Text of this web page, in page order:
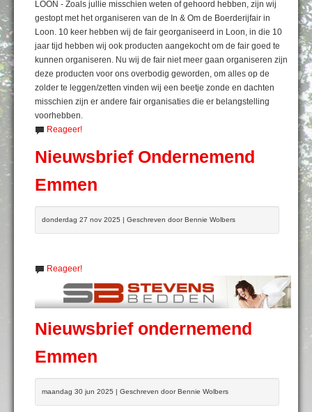
LOON - Zoals jullie misschien weten of gehoord hebben, zijn wij
gestopt met het organiseren van de In & Om de Boerderijfair in
Loon. 10 keer hebben wij de fair georganiseerd in Loon, in die 10
jaar tijd hebben wij ook producten aangekocht om de fair goed te
kunnen organiseren. Nu wij de fair niet meer gaan organiseren zijn
deze producten voor ons overbodig geworden, om alles op de
zolder te leggen/zetten vinden wij een beetje zonde en dachten
misschien zijn er andere fair organisaties die er belangstelling
voorhebben.
Reageer!
Nieuwsbrief Ondernemend
Emmen
donderdag 27 nov 2025 | Geschreven door Bennie Wolbers
Reageer!
Nieuwsbrief ondernemend
Emmen
maandag 30 jun 2025 | Geschreven door Bennie Wolbers